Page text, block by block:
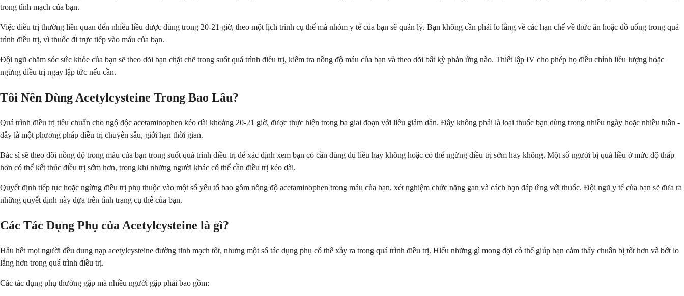
trong tĩnh mạch của bạn.
Việc điều trị thường liên quan đến nhiều liều được dùng trong 20-21 giờ, theo một lịch trình cụ thể mà nhóm y tế của bạn sẽ quản lý. Bạn không cần phải lo lắng về các hạn chế về thức ăn hoặc đồ uống trong quá
trình điều trị, vì thuốc đi trực tiếp vào máu của bạn.
Đội ngũ chăm sóc sức khỏe của bạn sẽ theo dõi bạn chặt chẽ trong suốt quá trình điều trị, kiểm tra nồng độ máu của bạn và theo dõi bất kỳ phản ứng nào. Thiết lập IV cho phép họ điều chỉnh liều lượng hoặc
ngừng điều trị ngay lập tức nếu cần.
Tôi Nên Dùng Acetylcysteine Trong Bao Lâu?
Quá trình điều trị tiêu chuẩn cho ngộ độc acetaminophen kéo dài khoảng 20-21 giờ, được thực hiện trong ba giai đoạn với liều giảm dần. Đây không phải là loại thuốc bạn dùng trong nhiều ngày hoặc nhiều tuần -
đây là một phương pháp điều trị chuyên sâu, giới hạn thời gian.
Bác sĩ sẽ theo dõi nồng độ trong máu của bạn trong suốt quá trình điều trị để xác định xem bạn có cần dùng đủ liều hay không hoặc có thể ngừng điều trị sớm hay không. Một số người bị quá liều ở mức độ thấp
hơn có thể kết thúc điều trị sớm hơn, trong khi những người khác có thể cần điều trị kéo dài.
Quyết định tiếp tục hoặc ngừng điều trị phụ thuộc vào một số yếu tố bao gồm nồng độ acetaminophen trong máu của bạn, xét nghiệm chức năng gan và cách bạn đáp ứng với thuốc. Đội ngũ y tế của bạn sẽ đưa ra
những quyết định này dựa trên tình trạng cụ thể của bạn.
Các Tác Dụng Phụ của Acetylcysteine là gì?
Hầu hết mọi người đều dung nạp acetylcysteine ​​đường tĩnh mạch tốt, nhưng một số tác dụng phụ có thể xảy ra trong quá trình điều trị. Hiểu những gì mong đợi có thể giúp bạn cảm thấy chuẩn bị tốt hơn và bớt lo
lắng hơn trong quá trình điều trị.
Các tác dụng phụ thường gặp mà nhiều người gặp phải bao gồm: